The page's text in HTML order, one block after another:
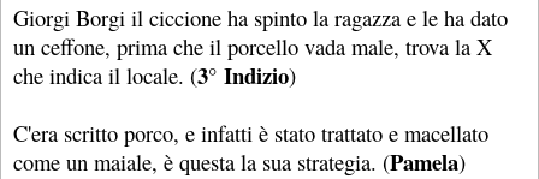
Giorgi Borgi il ciccione ha spinto la ragazza e le ha dato
un ceffone, prima che il porcello vada male, trova la X
che indica il locale. (3° Indizio)
C'era scritto porco, e infatti è stato trattato e macellato
come un maiale, è questa la sua strategia. (Pamela)